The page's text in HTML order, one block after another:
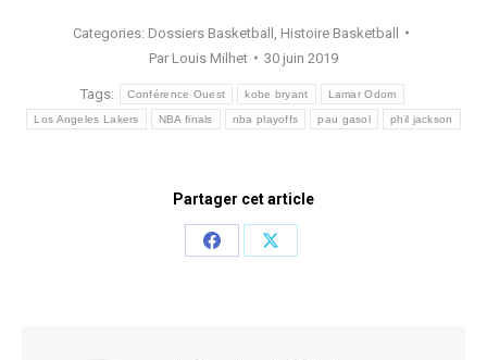
Categories: Dossiers Basketball Histoire Basketball
Par Louis Milhet 30 juin 2019
Tags: Conférence Ouest kobe bryant Lamar Odom
Los Angeles Lakers NBA finals nba playoffs pau gasol phil jackson
Partager cet article
Share
Share